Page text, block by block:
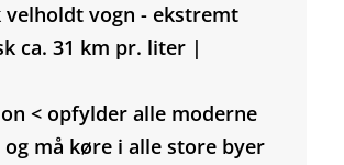
velholdt vogn - ekstremt
ca. 31 km pr. liter |
< opfylder alle moderne
må køre i alle store byer